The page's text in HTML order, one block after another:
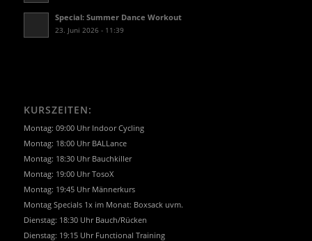
Special: Summer Dance Workout
23. Juni 2026 - 11:39
KURSZEITEN:
Montag: 09:00 Uhr Indoor Cycling
Montag: 18:00 Uhr BALLance
Montag: 18:30 Uhr Bauchkiller
Montag: 19:00 Uhr TosoX
Montag: 19:45 Uhr Männerkurs
Montag Specials 1x im Monat: Boxsack uvm.
Dienstag: 18:30 Uhr Bauch/Rücken
Dienstag: 19:15 Uhr Functional Training